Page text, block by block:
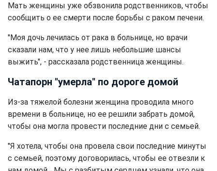
Мать женщины уже обзвонила родственников, чтобы
сообщить о ее смерти после борьбы с раком печени.
"Моя дочь лечилась от рака в больнице, но врачи
сказали нам, что у нее лишь небольшие шансы
выжить", - рассказала родственница женщины.
Чатапорн "умерла" по дороге домой
Из-за тяжелой болезни женщина проводила много
времени в больнице, но ее решили забрать домой,
чтобы она могла провести последние дни с семьей.
"Я хотела, чтобы она провела свои последние минуты
с семьей, поэтому договорилась, чтобы ее отвезли к